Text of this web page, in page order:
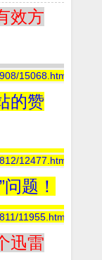
效方
15068.html
的赞
12477.html
题！
11955.html
迅雷